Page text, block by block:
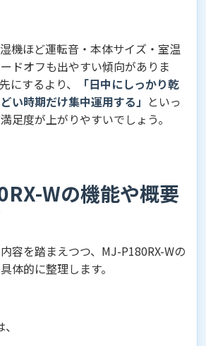
機ほど運転音・本体サイズ・室温
ドオフも出やすい傾向がありま
にするより、
「日中にしっかり乾
い時期だけ集中運用する」 といっ
足度が上がりやすいでしょう。
Wの機能や概要
容を踏まえつつ、MJ-P180RX-Wの
体的に整理します。